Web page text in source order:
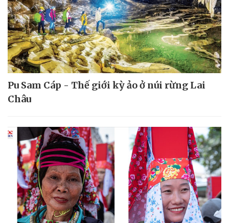
Pu Sam Cáp - Thế giới kỳ ảo ở núi rừng Lai
Châu